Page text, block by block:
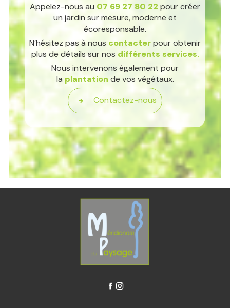
Appelez-nous au 07 69 27 80 22 pour créer
un jardin sur mesure, moderne et
écoresponsable.
N’hésitez pas à nous contacterpour obtenir
plus de détails sur nos différents services.
Nous intervenons également pour
la plantation de vos végétaux.
Contactez-nous